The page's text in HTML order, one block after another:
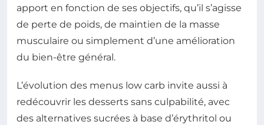
apport en fonction de ses objectifs, qu’il s’agisse
de perte de poids, de maintien de la masse
musculaire ou simplement d’une amélioration
du bien-être général.
L’évolution des menus low carb invite aussi à
redécouvrir les desserts sans culpabilité, avec
des alternatives sucrées à base d’érythritol ou